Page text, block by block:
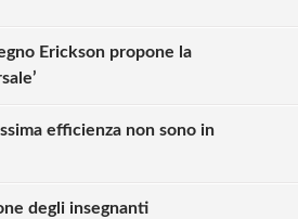
Erickson propone la
efficienza non sono in
degli insegnanti